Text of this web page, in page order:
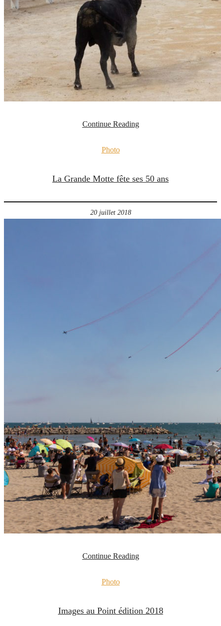
Continue Reading
Photo
La Grande Motte fête ses 50 ans
20 juillet 2018
Continue Reading
Photo
Images au Point édition 2018